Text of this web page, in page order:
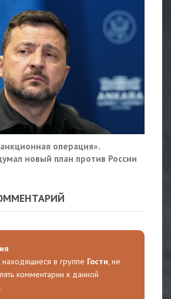
операция».
новый план против России
находящиеся в группе Гости, не
комментарии к данной